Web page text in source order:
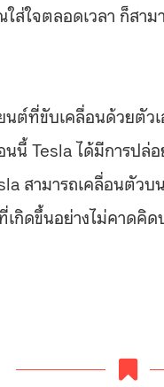
ใจตลอดเวลา ก็สาม
ต์ที่ขับเคลื่อนด้วยตัว
นี้ Tesla ได้มีการปล่
สามารถเคลื่อนตัวบ
กิดขึ้นอย่างไม่คาดคิ